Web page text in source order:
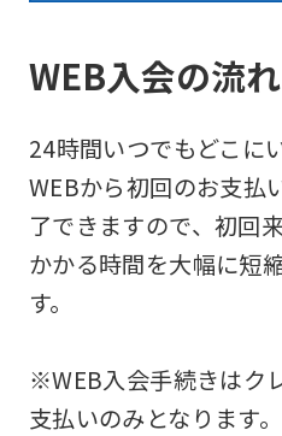
WEB入会の流れ
24時間いつでもどこに
WEBから初回のお支払
了できますので、初回
かかる時間を大幅に短
す。
※WEB入会手続きはク
支払いのみとなります。